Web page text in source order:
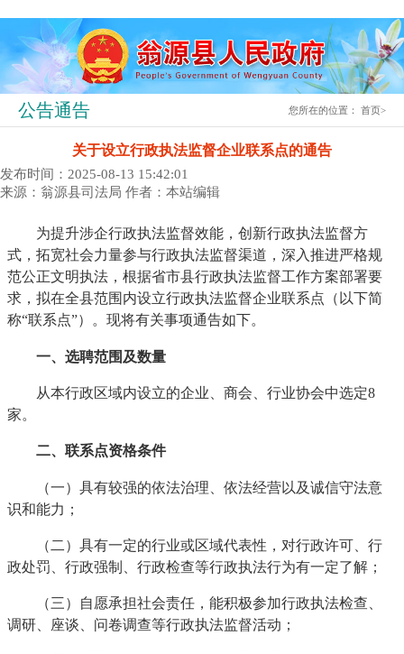
公告通告 您所在的位置：首页>
关于设立行政执法监督企业联系点的通告
发布时间：2025-08-13 15:42:01
来源：翁源县司法局 作者：本站编辑
为提升涉企行政执法监督效能，创新行政执法监督方
式，拓宽社会力量参与行政执法监督渠道，深入推进严格规
范公正文明执法，根据省市县行政执法监督工作方案部署要
求，拟在全县范围内设立行政执法监督企业联系点（以下简
称“联系点”）。现将有关事项通告如下。
一、选聘范围及数量
从本行政区域内设立的企业、商会、行业协会中选定8
家。
二、联系点资格条件
（一）具有较强的依法治理、依法经营以及诚信守法意
识和能力；
（二）具有一定的行业或区域代表性，对行政许可、行
政处罚、行政强制、行政检查等行政执法行为有一定了解；
（三）自愿承担社会责任，能积极参加行政执法检查、
调研、座谈、问卷调查等行政执法监督活动；